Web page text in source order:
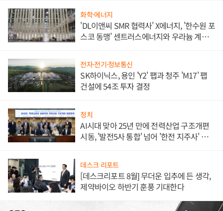
화학·에너지
'DL이앤씨 SMR 협력사' X에너지, '한수원 포
스코 동맹' 센트러스에너지와 우라늄 계약
전자·전기·정보통신
SK하이닉스, 용인 'Y2' 팹과 청주 'M17' 팹
건설에 54조 투자 결정
정치
AI시대 맞아 25년 만에 전력산업 구조개편
시동, '발전5사 통합' 넘어 '한전 지주사' 재편
데스크 리포트
[데스크리포트 8월] 무더운 입추에 든 생각,
제약바이오 하반기 훈풍 기대한다